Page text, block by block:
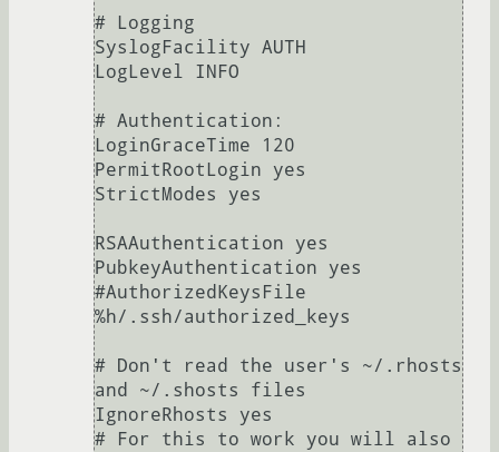
# Logging
SyslogFacility AUTH
LogLevel INFO
# Authentication:
LoginGraceTime 120
PermitRootLogin yes
StrictModes yes
RSAAuthentication yes
PubkeyAuthentication yes
#AuthorizedKeysFile
%h/.ssh/authorized_keys
# Don't read the user's ~/.rhosts
and ~/.shosts files
IgnoreRhosts yes
# For this to work you will also